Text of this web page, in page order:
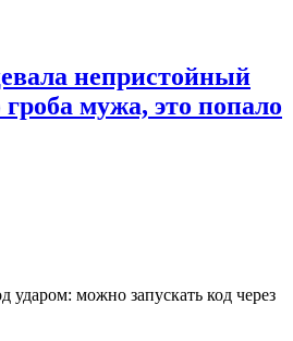
непристойный
мужа, это попало
ударом: можно запускать код через